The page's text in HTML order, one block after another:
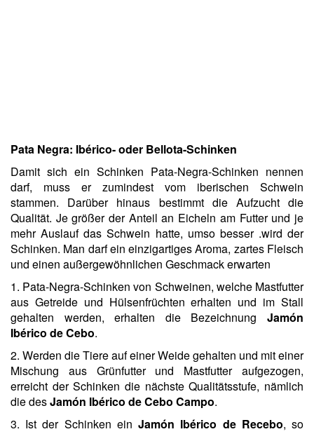
Pata Negra: Ibérico- oder Bellota-Schinken
Damit sich ein Schinken Pata-Negra-Schinken nennen
darf, muss er zumindest vom iberischen Schwein
stammen. Darüber hinaus bestimmt die Aufzucht die
Qualität. Je größer der Anteil an Eicheln am Futter und je
mehr Auslauf das Schwein hatte, umso besser .wird der
Schinken. Man darf ein einzigartiges Aroma, zartes Fleisch
und einen außergewöhnlichen Geschmack erwarten
1. Pata-Negra-Schinken von Schweinen, welche Mastfutter
aus Getreide und Hülsenfrüchten erhalten und im Stall
gehalten werden, erhalten die Bezeichnung Jamón
Ibérico de Cebo.
2. Werden die Tiere auf einer Weide gehalten und mit einer
Mischung aus Grünfutter und Mastfutter aufgezogen,
erreicht der Schinken die nächste Qualitätsstufe, nämlich
die desJamón Ibérico de Cebo Campo.
3. Ist der Schinken einJamón Ibérico de Recebo, so